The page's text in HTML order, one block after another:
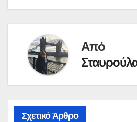
Από
Σχετικό Άρθρο